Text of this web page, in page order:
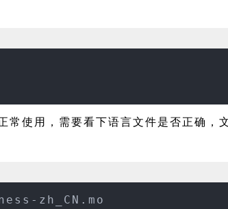
使用，需要看下语言文件是否正确
zh_CN.mo